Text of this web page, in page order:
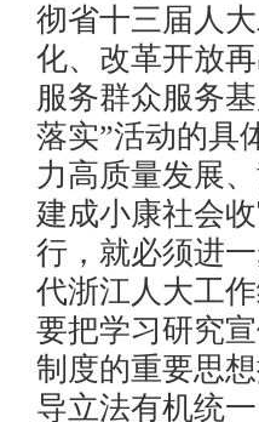
彻省十三届人
化、改革开放
服务群众服务
落实”活动的具
力高质量发展
建成小康社会
行，就必须进
代浙江人大工
要把学习研究
制度的重要思
导立法有机统